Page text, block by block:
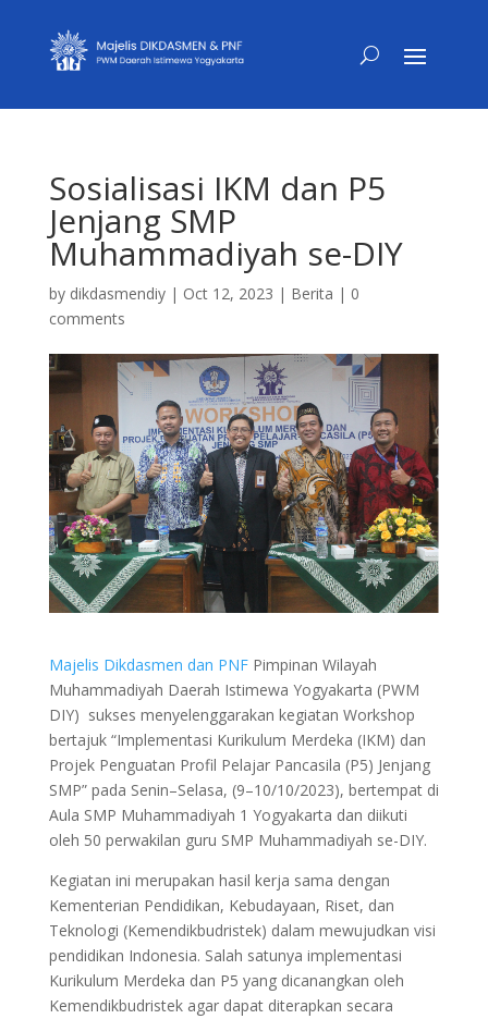
Sosialisasi IKM dan P5
Jenjang SMP
Muhammadiyah se-DIY
by dikdasmendiy| Oct 12, 2023 | Berita | 0
comments
Majelis Dikdasmen dan PNFPimpinan Wilayah
Muhammadiyah Daerah Istimewa Yogyakarta (PWM
DIY) sukses menyelenggarakan kegiatan Workshop
bertajuk “Implementasi Kurikulum Merdeka (IKM) dan
Projek Penguatan Profil Pelajar Pancasila (P5) Jenjang
SMP” pada Senin–Selasa, (9–10/10/2023), bertempat di
Aula SMP Muhammadiyah 1 Yogyakarta dan diikuti
oleh 50 perwakilan guru SMP Muhammadiyah se-DIY.
Kegiatan ini merupakan hasil kerja sama dengan
Kementerian Pendidikan, Kebudayaan, Riset, dan
Teknologi (Kemendikbudristek) dalam mewujudkan visi
pendidikan Indonesia. Salah satunya implementasi
Kurikulum Merdeka dan P5 yang dicanangkan oleh
Kemendikbudristek agar dapat diterapkan secara